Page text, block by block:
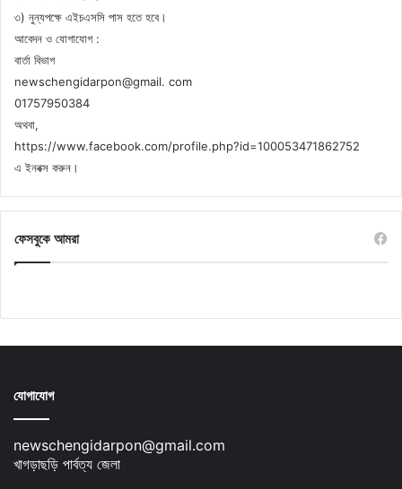
৩) নুন্যপক্ষে এইচএসসি পাস হতে হবে।
আবেদন ও যোগাযোগ :
বার্তা বিভাগ
newschengidarpon@gmail. com
01757950384
অথবা,
https://www.facebook.com/profile.php?id=100053471862752
এ ইনবক্স করুন।
ফেসবুকে আমরা
যোগাযোগ
newschengidarpon@gmail.com
খাগড়াছড়ি পার্বত্য জেলা